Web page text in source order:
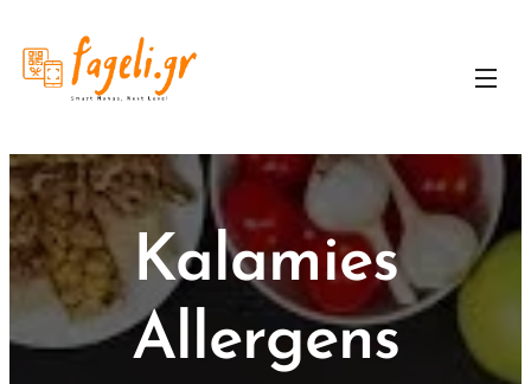
Kalamies
Allergens